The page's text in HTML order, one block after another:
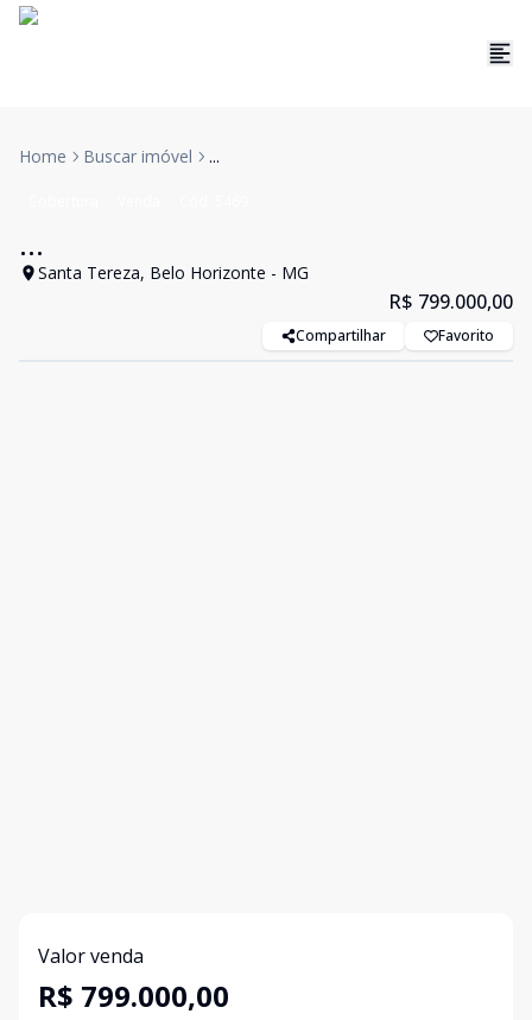
Home Buscar imóvel ...
...
Santa Tereza, Belo Horizonte - MG
R$ 799.000,00
Compartilhar Favorito
Valor venda
R$ 799.000,00